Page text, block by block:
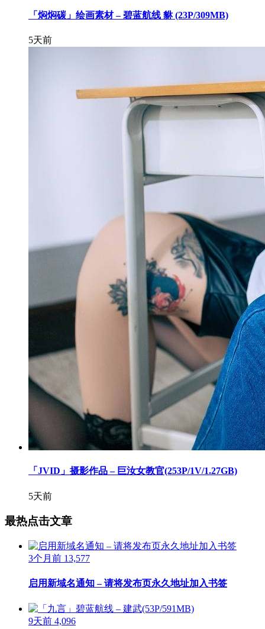
「焖焖碳」绘画素材 – 碧蓝航线 貅 (23P/309MB)
5天前
「JVID」摄影作品 – 巨汝女教官(253P/1V/1.27GB)
5天前
最热点击文章
3个月前 13,577
启用新域名通知 – 请将发布页永久地址加入书签
9天前 4,096